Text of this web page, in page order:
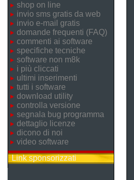
shop on line
invio sms gratis da web
invio e-mail gratis
domande frequenti (FAQ)
commenti ai software
specifiche tecniche
software non m8k
i più cliccati
ultimi inserimenti
tutti i software
download utility
controlla versione
segnala bug programma
dettaglio licenze
dicono di noi
video software
Link sponsorizzati